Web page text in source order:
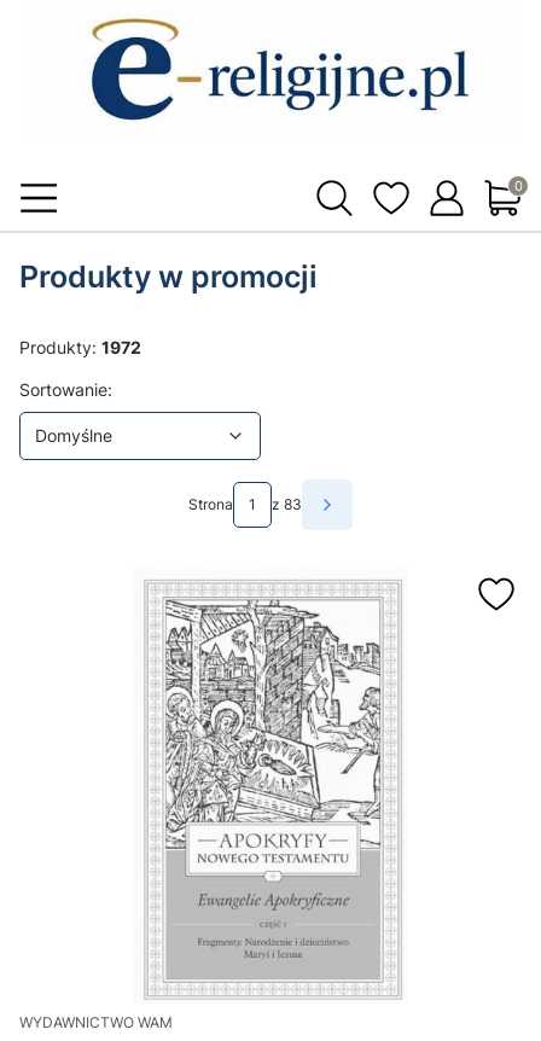
Produkty w promocji
Produkty: 1972
Lista produktów
Sortowanie:
Domyślne
Strona z 83 Następne produkty
WYDAWNICTWO WAM